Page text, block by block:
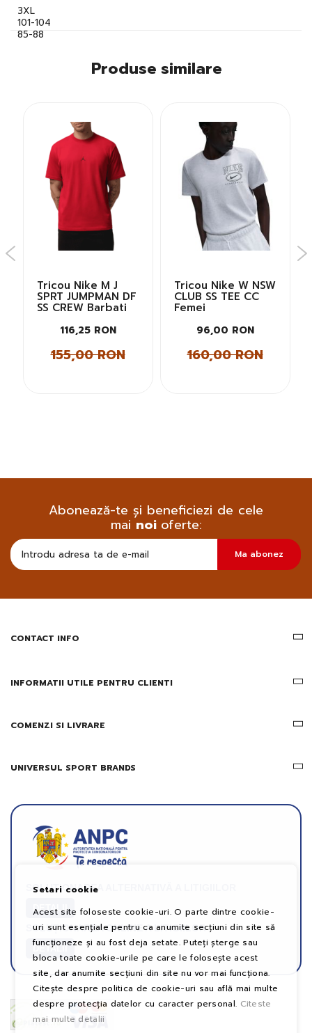
3XL
101-104
85-88
Produse similare
Tricou Nike M J
SPRT JUMPMAN DF
SS CREW Barbati
116,25 RON
155,00 RON
Tricou Nike W NSW
CLUB SS TEE CC
Femei
96,00 RON
160,00 RON
Abonează-te și beneficiezi de cele
mainoi oferte:
sa
primesc
informatii
Ma abonez
CONTACT INFO
INFORMATII UTILE PENTRU CLIENTI
COMENZI SI LIVRARE
UNIVERSUL SPORT BRANDS
SOLUȚIONAREA ALTERNATIVĂ A LITIGIILOR
DETALII
SOLUȚIONAREA ONLINE A LITIGIILOR
DETALII
Setari cookie
Acest site foloseste cookie-uri. O parte dintre cookie-
uri sunt esențiale pentru ca anumite secțiuni din site să
funcționeze și au fost deja setate. Puteți șterge sau
bloca toate cookie-urile pe care le folosește acest
site, dar anumite secțiuni din site nu vor mai funcționa.
Citește despre politica de cookie-uri sau află mai multe
despre protecția datelor cu caracter personal. Citeste
mai multe detalii